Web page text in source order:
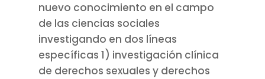
nuevo conocimiento en el campo
de las ciencias sociales
investigando en dos líneas
específicas 1) investigación clínica
de derechos sexuales y derechos